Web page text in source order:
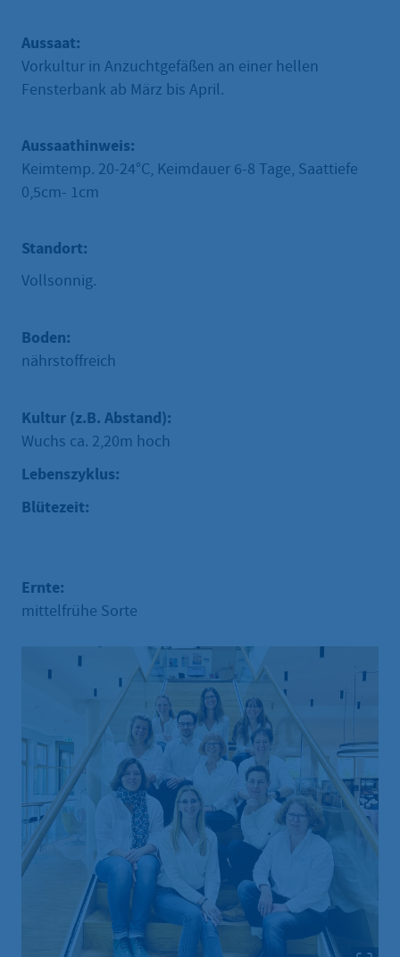
Aussaat:
Vorkultur in Anzuchtgefäßen an einer hellen
Fensterbank ab März bis April.
Aussaathinweis:
Keimtemp. 20-24°C, Keimdauer 6-8 Tage, Saattiefe
0,5cm- 1cm
Standort:
Vollsonnig.
Boden:
nährstoffreich
Kultur (z.B. Abstand):
Wuchs ca. 2,20m hoch
Lebenszyklus:
Blütezeit:
Ernte:
mittelfrühe Sorte